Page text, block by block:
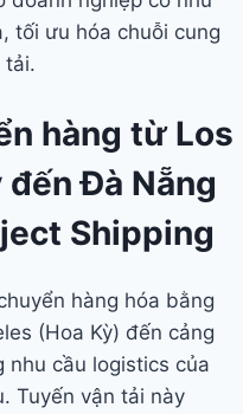
tối ưu hóa chuỗi cung
tải.
hàng từ Los
đến Đà Nẵng
Shipping
hàng hóa bằng
(Hoa Kỳ) đến cảng
cầu logistics của
Tuyến vận tải này